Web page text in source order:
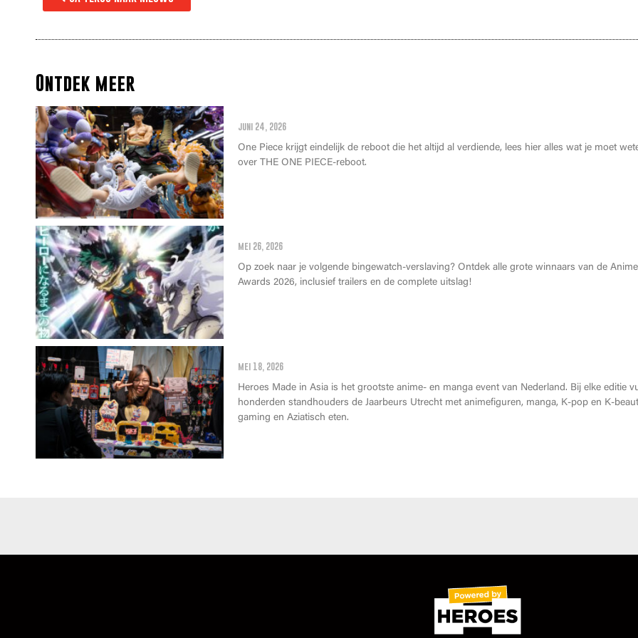
Ontdek meer
juni 24, 2026
One Piece krijgt eindelijk de reboot die het altijd al verdiende, lees hier alles wat je moet
over THE ONE PIECE-reboot.
mei 26, 2026
Op zoek naar je volgende bingewatch-verslaving? Ontdek alle grote winnaars van de Anime
Awards 2026, inclusief trailers en de complete uitslag!
mei 18, 2026
Heroes Made in Asia is het grootste anime- en manga event van Nederland. Bij elke editie
honderden standhouders de Jaarbeurs Utrecht met animefiguren, manga, K-pop en K-
gaming en Aziatisch eten.